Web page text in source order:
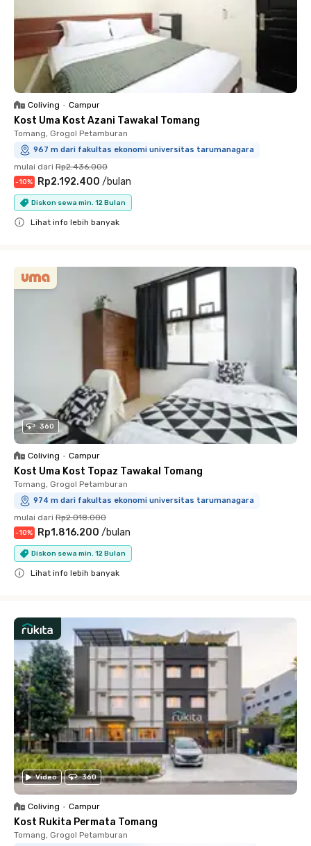
Coliving • Campur
Kost Uma Kost Azani Tawakal Tomang
Tomang, Grogol Petamburan
967 m dari fakultas ekonomi universitas tarumanagara
mulai dari Rp2.436.000
-10% Rp2.192.400 /bulan
Diskon sewa min. 12 Bulan
Lihat info lebih banyak
360
Coliving • Campur
Kost Uma Kost Topaz Tawakal Tomang
Tomang, Grogol Petamburan
974 m dari fakultas ekonomi universitas tarumanagara
mulai dari Rp2.018.000
-10% Rp1.816.200 /bulan
Diskon sewa min. 12 Bulan
Lihat info lebih banyak
Video 360
Coliving • Campur
Kost Rukita Permata Tomang
Tomang, Grogol Petamburan